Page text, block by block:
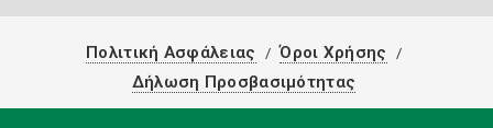
Πολιτική Ασφάλειας
Όροι Χρήσης
Δήλωση Προσβασιμότητας